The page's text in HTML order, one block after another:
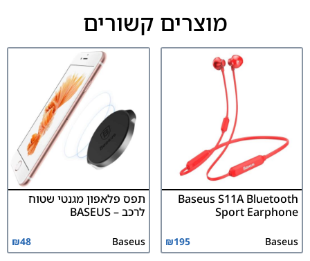
מוצרים קשורים
Baseus S11A Bluetooth
Sport Earphone
Baseus
₪195
תפס פלאפון מגנטי שטוח
לרכב – BASEUS
Baseus
₪48